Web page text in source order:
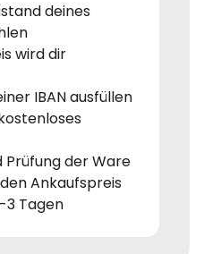
deines
wird dir
IBAN ausfüllen
Prüfung der Ware
Ankaufspreis
3 Tagen